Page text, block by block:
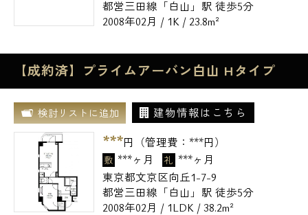
都営三田線「白山」駅 徒歩5分
2008年02月 / 1K / 23.8m²
【成約済】プライムアーバン白山 Hタイプ
検討リストに追加 建物情報はこちら
***円（管理費： ***円）
敷 ***ヶ月 礼 ***ヶ月
東京都文京区向丘1-7-9
都営三田線「白山」駅 徒歩5分
2008年02月 / 1LDK / 38.2m²